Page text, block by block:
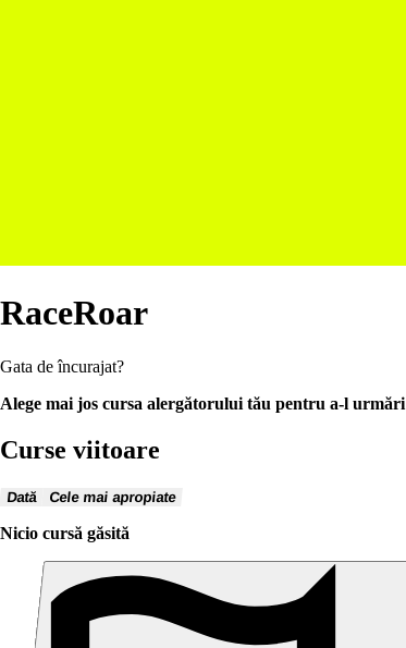
RaceRoar
Gata de încurajat?
Alege mai jos cursa alergătorului tău pentru a-l urmări
Curse viitoare
Dată Cele mai apropiate
Nicio cursă găsită